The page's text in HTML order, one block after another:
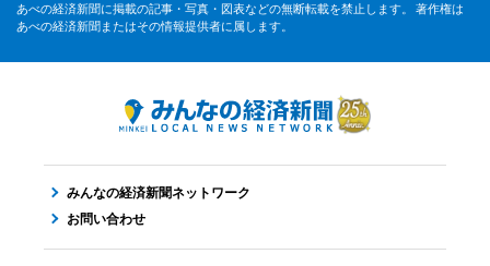
あべの経済新聞に掲載の記事・写真・図表などの無断転載を禁止します。 著作権は
あべの経済新聞またはその情報提供者に属します。
みんなの経済新聞ネットワーク
お問い合わせ